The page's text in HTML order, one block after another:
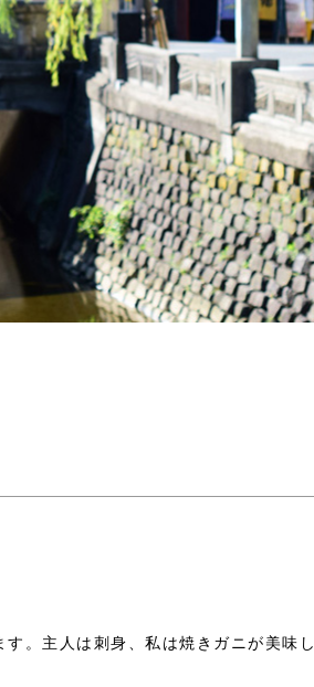
。主人は刺身、私は焼きガニが美味し